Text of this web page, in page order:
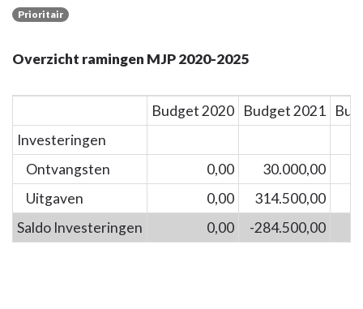
Prioritair
Overzicht ramingen MJP 2020-2025
Budget 2020 Budget 2021
Investeringen
Ontvangsten
0,00
30.000,00
Uitgaven
0,00
314.500,00
Saldo Investeringen
0,00 -284.500,00